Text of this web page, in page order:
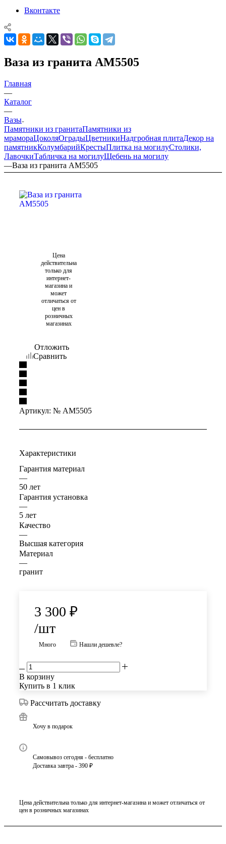
Вконтакте
Ваза из гранита AM5505
Главная
—
Каталог
—
Вазы
Памятники из гранитаПамятники из
мрамораЦоколяОградыЦветникиНадгробная плитаДекор на
памятникКолумбарийКрестыПлитка на могилуСтолики,
ЛавочкиТабличка на могилуЩебень на могилу
—Ваза из гранита AM5505
Цена
действительна
только для
интернет-
магазина и
может
отличаться от
цен в
розничных
магазинах
Отложить
Сравнить
Артикул: № AM5505
Характеристики
Гарантия материал
—
50 лет
Гарантия установка
—
5 лет
Качество
—
Высшая категория
Материал
—
гранит
3 300 ₽
/шт
Много Нашли дешевле?
В корзину
Купить в 1 клик
Рассчитать доставку
Хочу в подарок
Самовывоз сегодня - бесплатно
Доставка завтра - 390 ₽
Цена действительна только для интернет-магазина и может отличаться от
цен в розничных магазинах